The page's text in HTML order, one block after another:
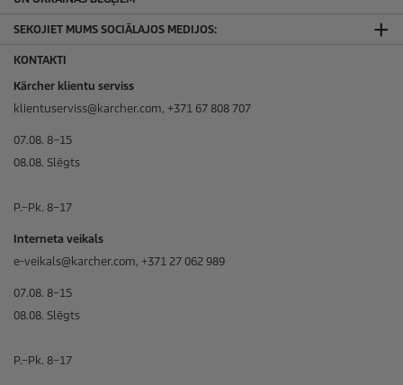
SEKOJIET MUMS SOCIĀLAJOS MEDIJOS:
KONTAKTI
Kärcher klientu serviss
klientuserviss@karcher.com, +371 67 808 707
07.08. 8–15
08.08. Slēgts
P.–Pk. 8–17
Interneta veikals
e-veikals@karcher.com, +371 27 062 989
07.08. 8–15
08.08. Slēgts
P.–Pk. 8–17